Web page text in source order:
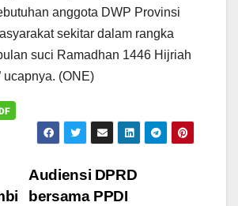
anggota DWP Provinsi
sekitar dalam rangka
suci Ramadhan 1446 Hijriah
ucapnya. (ONE)
Audiensi DPRD
bersama PPDI